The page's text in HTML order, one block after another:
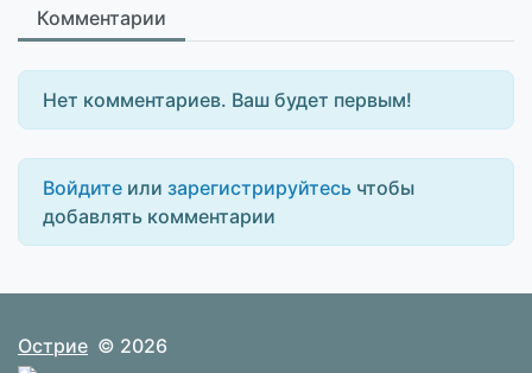
Комментарии
Нет комментариев. Ваш будет первым!
Войдите или зарегистрируйтесь чтобы
добавлять комментарии
Острие © 2026